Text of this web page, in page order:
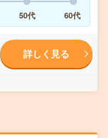
50代 60代
詳しく見る